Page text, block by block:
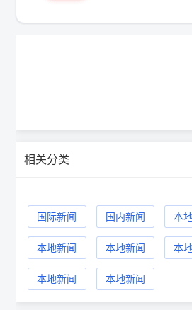
相关分类
国际新闻 国内新闻 本
本地新闻 本地新闻 本
本地新闻 本地新闻